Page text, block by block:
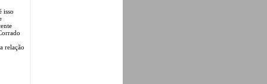
isso
relação